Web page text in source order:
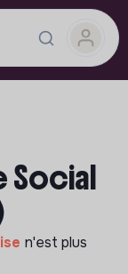
Social
n'est plus